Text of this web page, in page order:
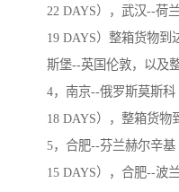
22 DAYS），武汉--荷
19 DAYS）整箱货物
斯堡--英国伦敦，以及
4，南京--俄罗斯莫斯
18 DAYS），整箱货物
5，合肥--芬兰赫尔辛
15 DAYS），合肥--波